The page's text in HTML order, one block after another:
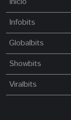
Infobits
Globalbits
Showbits
Viralbits